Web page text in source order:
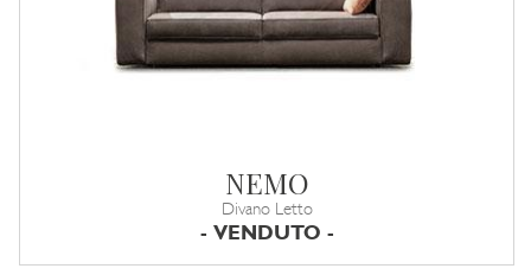
NEMO
Divano Letto
- VENDUTO -